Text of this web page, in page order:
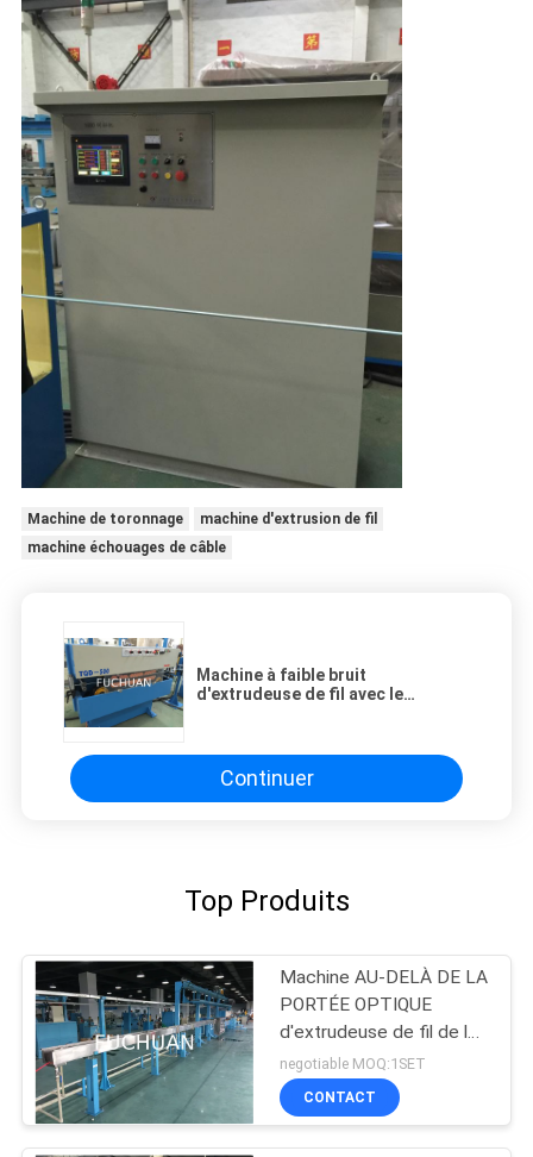
Machine de toronnage
machine d'extrusion de fil
machine échouages de câble
Machine à faible bruit
d'extrudeuse de fil avec le
Continuer
Top Produits
Machine AU-DELÀ DE LA
PORTÉE OPTIQUE
d'extrudeuse de fil de la
BV BVV rv
negotiable MOQ:1SET
CONTACT